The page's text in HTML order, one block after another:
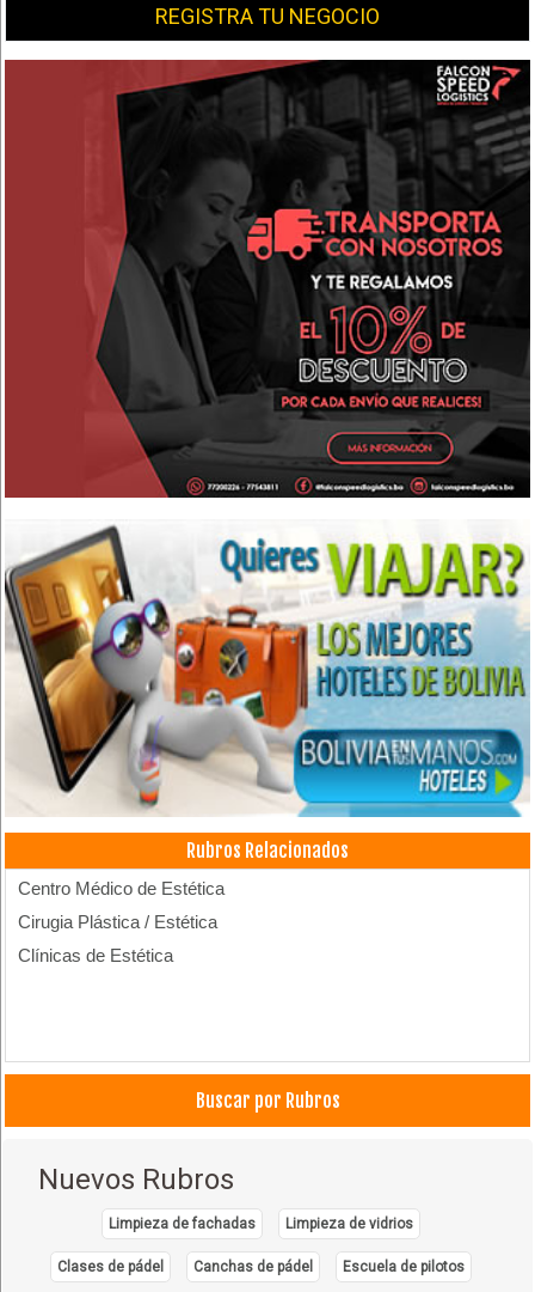
REGISTRA TU NEGOCIO
Rubros Relacionados
Centro Médico de Estética
Cirugia Plástica / Estética
Clínicas de Estética
Buscar por Rubros
Nuevos Rubros
Limpieza de fachadas Limpieza de vidrios
Clases de pádel Canchas de pádel Escuela de pilotos